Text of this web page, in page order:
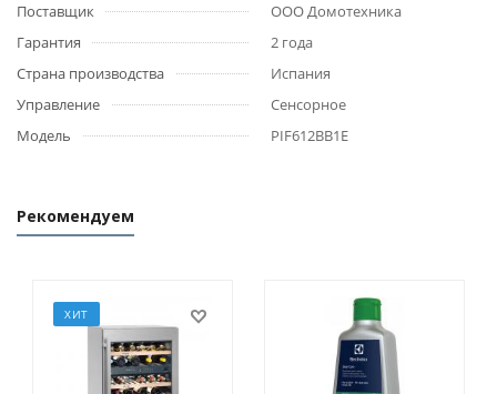
Поставщик
ООО Домотехника
Гарантия
2 года
Страна производства
Испания
Управление
Сенсорное
Модель
PIF612BB1E
Рекомендуем
ХИТ